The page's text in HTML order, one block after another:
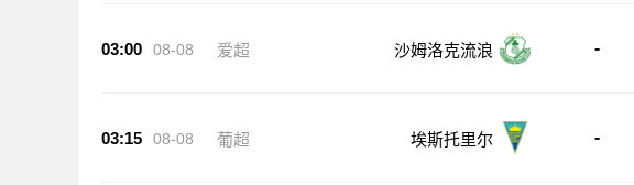
03:00 08-08 爱超 沙姆洛克流浪 -
03:15 08-08 葡超 埃斯托里尔 -